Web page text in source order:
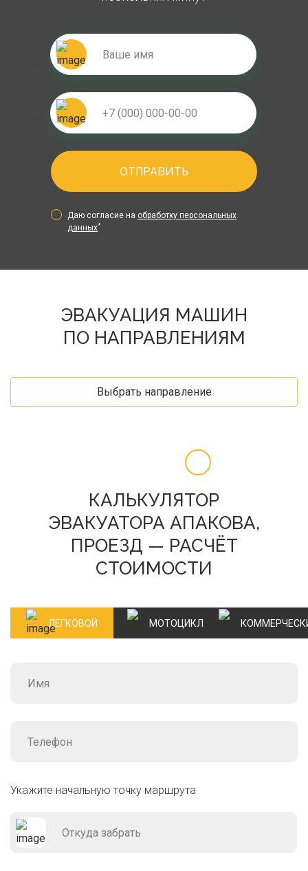
ОТПРАВИТЬ
Даю согласие на обработку персональных
данных*
ЭВАКУАЦИЯ МАШИН
ПО НАПРАВЛЕНИЯМ
Выбрать направление
КАЛЬКУЛЯТОР
ЭВАКУАТОРА АПАКОВА,
ПРОЕЗД — РАСЧЁТ
СТОИМОСТИ
ЛЕГКОВОЙ МОТОЦИКЛ
Укажите начальную точку маршрута